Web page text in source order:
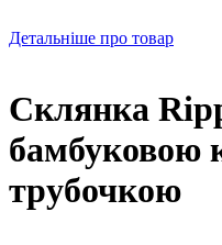
Детальніше про товар
Склянка
бамбуковою
трубочкою